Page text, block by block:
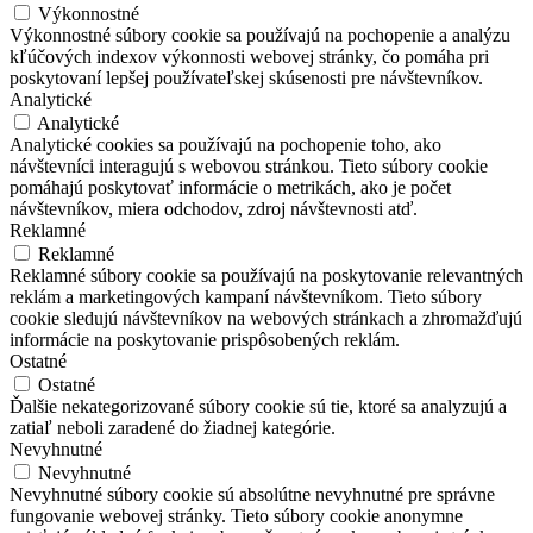
Výkonnostné
Výkonnostné súbory cookie sa používajú na pochopenie a analýzu
kľúčových indexov výkonnosti webovej stránky, čo pomáha pri
poskytovaní lepšej používateľskej skúsenosti pre návštevníkov.
Analytické
Analytické
Analytické cookies sa používajú na pochopenie toho, ako
návštevníci interagujú s webovou stránkou. Tieto súbory cookie
pomáhajú poskytovať informácie o metrikách, ako je počet
návštevníkov, miera odchodov, zdroj návštevnosti atď.
Reklamné
Reklamné
Reklamné súbory cookie sa používajú na poskytovanie relevantných
reklám a marketingových kampaní návštevníkom. Tieto súbory
cookie sledujú návštevníkov na webových stránkach a zhromažďujú
informácie na poskytovanie prispôsobených reklám.
Ostatné
Ostatné
Ďalšie nekategorizované súbory cookie sú tie, ktoré sa analyzujú a
zatiaľ neboli zaradené do žiadnej kategórie.
Nevyhnutné
Nevyhnutné
Nevyhnutné súbory cookie sú absolútne nevyhnutné pre správne
fungovanie webovej stránky. Tieto súbory cookie anonymne